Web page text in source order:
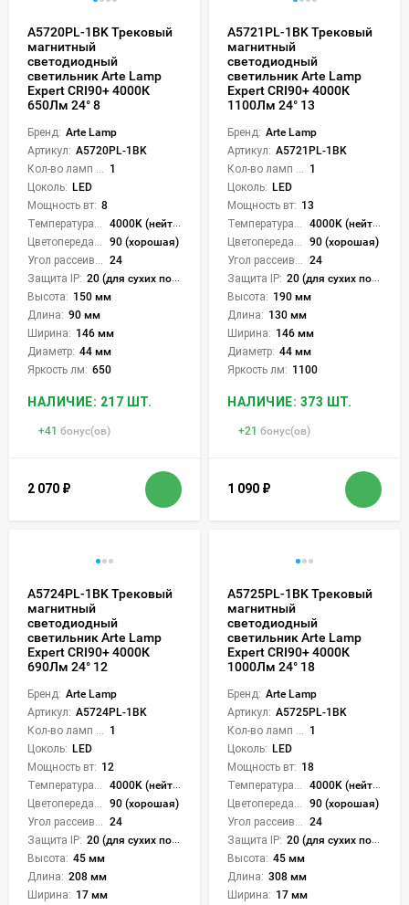
A5720PL-1BK Трековый
магнитный
светодиодный
светильник Arte Lamp
Expert CRI90+ 4000К
650Лм 24° 8
Бренд: Arte Lamp
Артикул: A5720PL-1BK
1
Цоколь: LED
Мощность вт: 8
4000K (нейтральный)
90 (хорошая)
24
Защита IP: 20 (для сухих пом.)
Высота: 150 мм
Длина: 90 мм
Ширина: 146 мм
Диаметр: 44 мм
Яркость лм: 650
НАЛИЧИЕ: 217 ШТ.
+41 бонус(ов)
2 070 ₽
A5721PL-1BK Трековый
магнитный
светодиодный
светильник Arte Lamp
Expert CRI90+ 4000К
1100Лм 24° 13
Бренд: Arte Lamp
Артикул: A5721PL-1BK
1
Цоколь: LED
Мощность вт: 13
4000K (нейтральный)
90 (хорошая)
24
Защита IP: 20 (для сухих пом.)
Высота: 190 мм
Длина: 130 мм
Ширина: 146 мм
Диаметр: 44 мм
Яркость лм: 1100
НАЛИЧИЕ: 373 ШТ.
+21 бонус(ов)
1 090 ₽
A5724PL-1BK Трековый
магнитный
светодиодный
светильник Arte Lamp
Expert CRI90+ 4000К
690Лм 24° 12
Бренд: Arte Lamp
Артикул: A5724PL-1BK
1
Цоколь: LED
Мощность вт: 12
4000K (нейтральный)
90 (хорошая)
24
Защита IP: 20 (для сухих пом.)
Высота: 45 мм
Длина: 208 мм
Ширина: 17 мм
A5725PL-1BK Трековый
магнитный
светодиодный
светильник Arte Lamp
Expert CRI90+ 4000К
1000Лм 24° 18
Бренд: Arte Lamp
Артикул: A5725PL-1BK
1
Цоколь: LED
Мощность вт: 18
4000K (нейтральный)
90 (хорошая)
24
Защита IP: 20 (для сухих пом.)
Высота: 45 мм
Длина: 308 мм
Ширина: 17 мм